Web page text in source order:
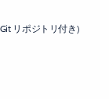
リポジトリ付き)